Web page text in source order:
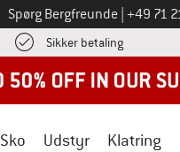
Spørg Bergfreunde Ring til
+49 71
Sikker betalingFind
Sko Udstyr Klatring